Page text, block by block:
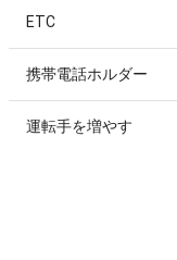
ETC
携帯電話ホルダー
運転手を増やす